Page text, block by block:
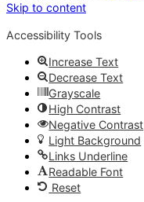
Skip to content
Accessibility Tools
Increase Text
Decrease Text
Grayscale
High Contrast
Negative Contrast
Light Background
Links Underline
Readable Font
Reset